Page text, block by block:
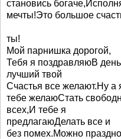
становись
мечты!Это большое
ты!
Мой парнишка дорогой,
Тебя я поздравляюВ
лучший твой
Счастья все желают.Ну а
тебе желаюСтать
всех,И тебе я
предлагаюДелать все и
без помех.Можно